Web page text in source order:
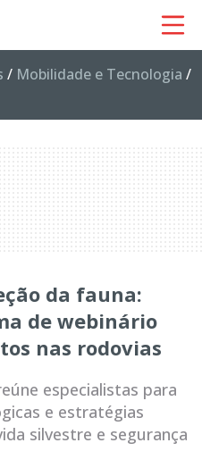
/ Mobilidade e Tecnologia /
da fauna:
de webinário
nas rodovias
especialistas para
e estratégias
silvestre e segurança